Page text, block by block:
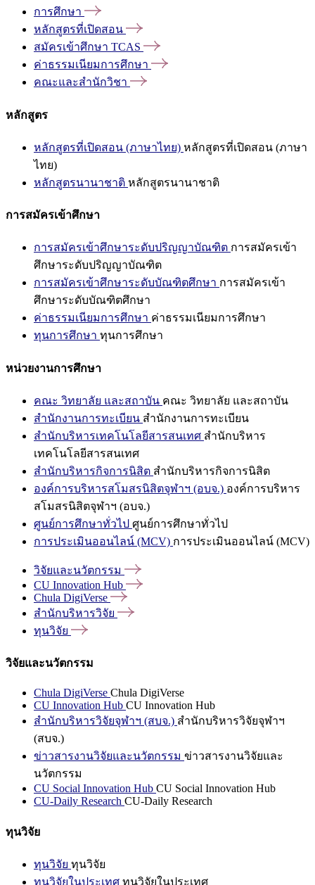
การศึกษา
หลักสูตรที่เปิดสอน
สมัครเข้าศึกษา TCAS
ค่าธรรมเนียมการศึกษา
คณะและสำนักวิชา
หลักสูตร
หลักสูตรที่เปิดสอน (ภาษาไทย) หลักสูตรที่เปิดสอน (ภาษา
ไทย)
หลักสูตรนานาชาติ หลักสูตรนานาชาติ
การสมัครเข้าศึกษา
การสมัครเข้าศึกษาระดับปริญญาบัณฑิต การสมัครเข้า
ศึกษาระดับปริญญาบัณฑิต
การสมัครเข้าศึกษาระดับบัณฑิตศึกษา การสมัครเข้า
ศึกษาระดับบัณฑิตศึกษา
ค่าธรรมเนียมการศึกษา ค่าธรรมเนียมการศึกษา
ทุนการศึกษา ทุนการศึกษา
หน่วยงานการศึกษา
คณะ วิทยาลัย และสถาบัน คณะ วิทยาลัย และสถาบัน
สำนักงานการทะเบียน สำนักงานการทะเบียน
สำนักบริหารเทคโนโลยีสารสนเทศ สำนักบริหาร
เทคโนโลยีสารสนเทศ
สำนักบริหารกิจการนิสิต สำนักบริหารกิจการนิสิต
องค์การบริหารสโมสรนิสิตจุฬาฯ (อบจ.) องค์การบริหาร
สโมสรนิสิตจุฬาฯ (อบจ.)
ศูนย์การศึกษาทั่วไป ศูนย์การศึกษาทั่วไป
การประเมินออนไลน์ (MCV) การประเมินออนไลน์ (MCV)
วิจัยและนวัตกรรม
CU Innovation Hub
Chula DigiVerse
สำนักบริหารวิจัย
ทุนวิจัย
วิจัยและนวัตกรรม
Chula DigiVerse Chula DigiVerse
CU Innovation Hub CU Innovation Hub
สำนักบริหารวิจัยจุฬาฯ (สบจ.) สำนักบริหารวิจัยจุฬาฯ
(สบจ.)
ข่าวสารงานวิจัยและนวัตกรรม ข่าวสารงานวิจัยและ
นวัตกรรม
CU Social Innovation Hub CU Social Innovation Hub
CU-Daily Research CU-Daily Research
ทุนวิจัย
ทุนวิจัย ทุนวิจัย
ทุนวิจัยในประเทศ ทุนวิจัยในประเทศ